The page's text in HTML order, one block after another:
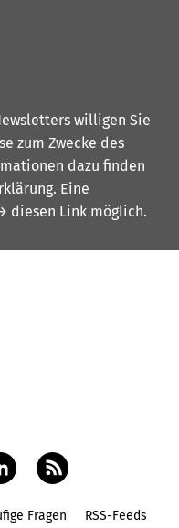
willigen Sie
zum Zwecke des
dazu finden
. Eine
diesen Link möglich.
Fragen RSS-Feeds